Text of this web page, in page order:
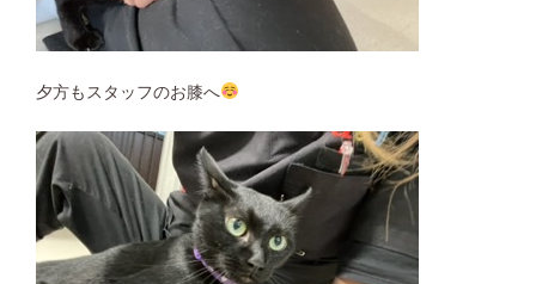
夕方もスタッフのお膝へ